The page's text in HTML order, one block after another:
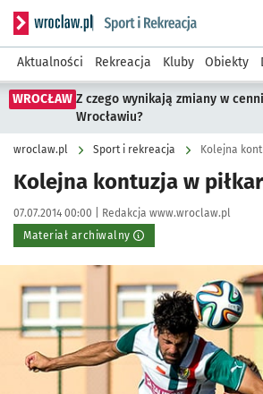
Serwis informacyjny wroclaw.pl
Aktualności Rekreacja Kluby Obiekty
WROCŁAW Z czego wynikają zmiany w
Wrocławiu?
wroclaw.pl Sport i rekreacja Kolejna
Kolejna kontuzja w
Data publikacji:
07.07.2014 00:00 | Autor:
Redakcja www.wroclaw.pl
Materiał archiwalny
Kliknij, aby powiększyć